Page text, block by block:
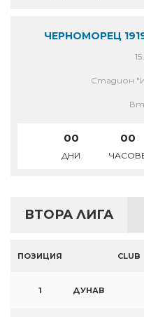
ЧЕРНОМОРЕЦ
Стадион
00
ДНИ
00
ВТОРА ЛИГА
ПОЗИЦИЯ CLUB
1 ДУНАВ